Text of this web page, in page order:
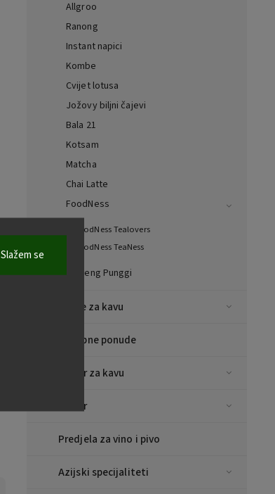
Slažem se
Allgroo
Ranong
Instant napici
Kombe
Cvijet lotusa
Jožovy biljni čajevi
Bala 21
Kotsam
Matcha
Chai Latte
FoodNess
FoodNess Tealovers
FoodNess TeaNess
Ginseng Punggi
Šalice za kavu
Posebne ponude
Pribor za kavu
Pribor
Predjela za vino i pivo
Azijski specijaliteti